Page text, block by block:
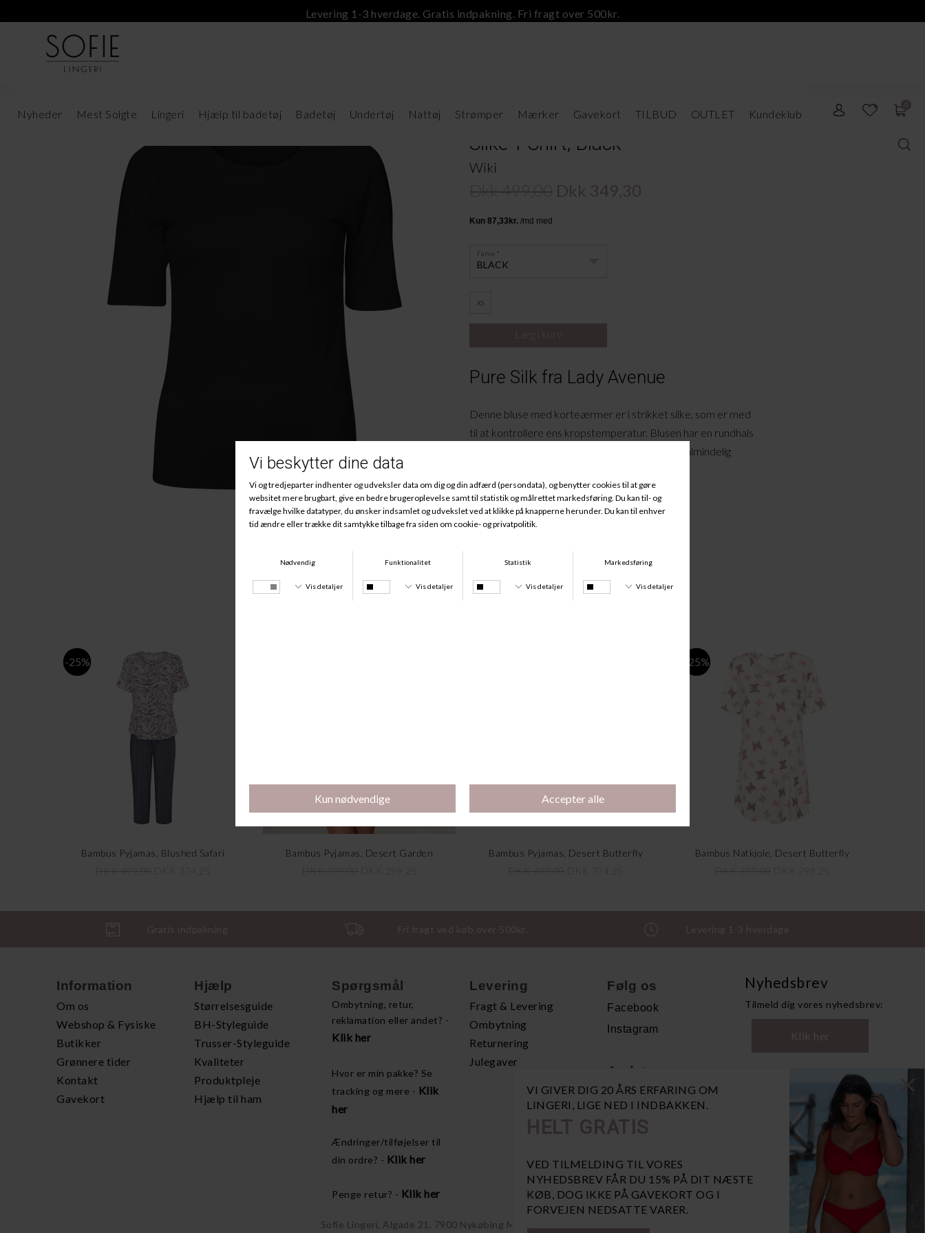
VI GIVER DIG 20 ÅRS ERFARING OM
LINGERI, LIGE NED I INDBAKKEN.
HELT GRATIS
VED TILMELDING TIL VORES
NYHEDSBREV FÅR DU 15% PÅ DIT NÆSTE
KØB, DOG IKKE PÅ GAVEKORT OG I
FORVEJEN NEDSATTE VARER.
Levering 1-3 hverdage. Gratis indpakning. Fri fragt over 500kr.
Nyheder Mest Solgte Lingeri Hjælp til badetøj Badetøj Undertøj Nattøj Strømper Mærker Gavekort TILBUD OUTLET Kundeklub
Silke T-Shirt, Black
Wiki
Dkk 349,30
BLACK
Farve
XS
Pure Silk fra Lady Avenue
Denne bluse med korteærmer er i strikket silke, som er med
til at kontrollere ens kropstemperatur. Blusen har en rundhals
og kan både bruges som en undertrøje eller en almindelig
Materiale:
100% Silke.
-25%
Bambus Pyjamas, Blushed Safari
Bambus Pyjamas, Desert Garden
Bambus Pyjamas, Desert Butterfly
-25%
Bambus Natkjole, Desert Butterfly
Gratis indpakning Fri fragt ved køb over 500kr. Levering 1-3 hverdage
Information
Om os
Webshop & Fysiske
Butikker
Grønnere tider
Kontakt
Gavekort
Hjælp
Størrelsesguide
BH-Styleguide
Trusser-Styleguide
Kvaliteter
Produktpleje
Hjælp til ham
Spørgsmål
Ombytning, retur,
reklamation eller andet? -
Klik her
Hvor er min pakke? Se
tracking og mere - Klik
her
Ændringer/tilføjelser til
din ordre? - Klik her
Penge retur? - Klik her
Levering
Fragt & Levering
Ombytning
Returnering
Julegaver
Følg os
Facebook
Instagram
Andet
Handelsbetingelser
Åbn GDPR-popup
Nyhedsbrev
Tilmeld dig vores nyhedsbrev:
Klik her
Sofie Lingeri, Algade 21, 7900 Nykøbing Mors, CVR 21883573